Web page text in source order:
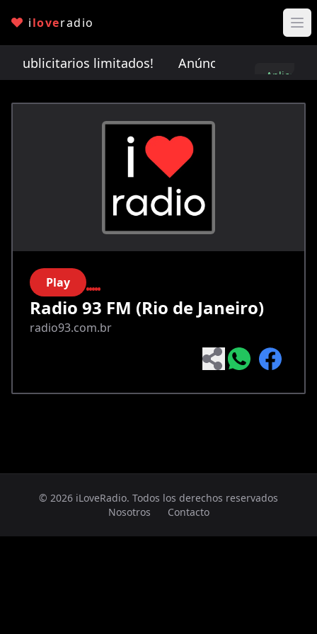
iloveradio
publicitarios limitados! Anúnciate con
Aplica
Play
Radio 93 FM (Rio de Janeiro)
radio93.com.br
© 2026 iLoveRadio. Todos los derechos reservados
Nosotros
Contacto